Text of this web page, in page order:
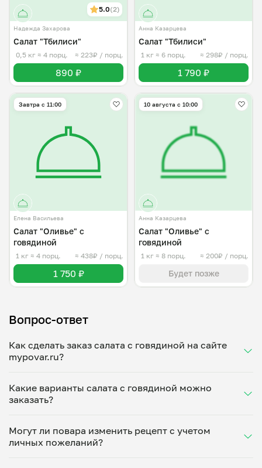
5.0(2)
Надежда Захарова
Салат "Тбилиси"
0,5 кг ≈ 4 порц. ≈ 223₽ / порц.
890 ₽
Анна Казарцева
Салат "Тбилиси"
1 кг ≈ 6 порц. ≈ 298₽ / порц.
1 790 ₽
Завтра c 11:00
Елена Васильева
Салат "Оливье" с
говядиной
1 кг ≈ 4 порц. ≈ 438₽ / порц.
1 750 ₽
10 августа с 10:00
Анна Казарцева
Салат "Оливье" с
говядиной
1 кг ≈ 8 порц. ≈ 200₽ / порц.
Будет позже
Вопрос-ответ
Как сделать заказ салата с говядиной на сайте
mypovar.ru?
выберите соответствующую категорию в каталоге
на mypovar.ru, где собраны разные варианты
Выберите понравившийся вариант сытного салата,
укажите число порций, адрес доставки, время
получения.
Какие варианты салата с говядиной можно
заказать?
натурального мясного салата по классическим и
авторским рецептам. Повара предлагают
Могут ли повара изменить рецепт с учетом
личных пожеланий?